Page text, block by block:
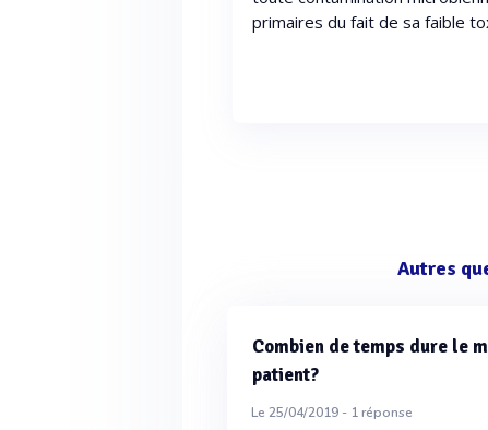
primaires du fait de sa faible
Autres
Combien de temps dure le
patient?
Le 25/04/2019 - 1réponse